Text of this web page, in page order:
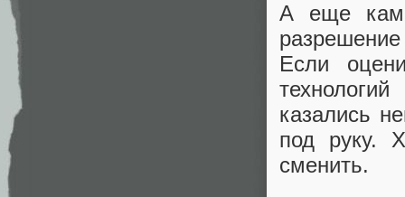
А еще
Если
казались
под руку.
сменить.